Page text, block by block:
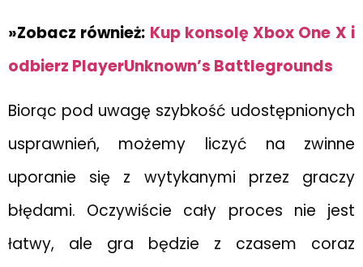
»Zobacz również: Kup konsolę Xbox One X i
odbierz PlayerUnknown’s Battlegrounds
Biorąc pod uwagę szybkość udostępnionych
usprawnień, możemy liczyć na zwinne
uporanie się z wytykanymi przez graczy
błędami. Oczywiście cały proces nie jest
łatwy, ale gra będzie z czasem coraz